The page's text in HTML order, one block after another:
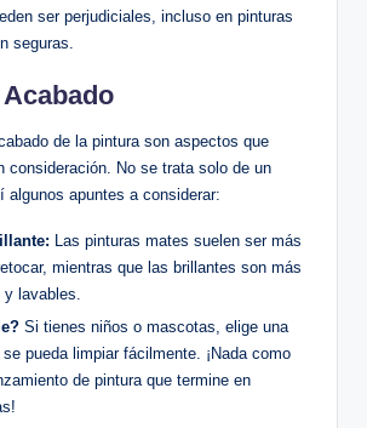
ser perjudiciales, incluso en pinturas
seguras.
de la pintura son aspectos que
consideración. No se trata solo de un
algunos apuntes a considerar:
Las pinturas mates suelen ser más
mientras que las brillantes son más
lavables.
Si tienes niños o mascotas, elige una
pueda limpiar fácilmente. ¡Nada como
de pintura que termine en